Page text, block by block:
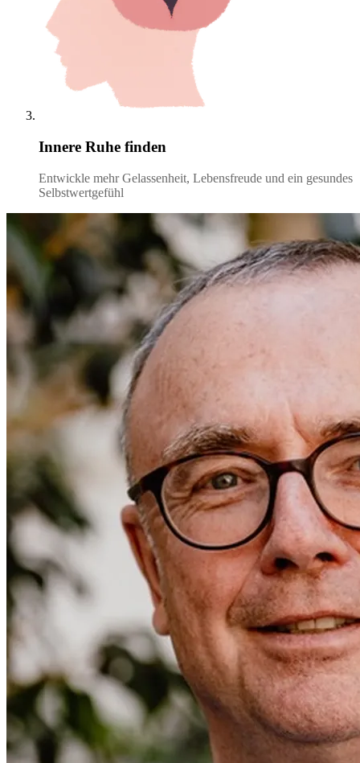
Innere Ruhe finden
Entwickle mehr Gelassenheit, Lebensfreude und ein gesundes
Selbstwertgefühl